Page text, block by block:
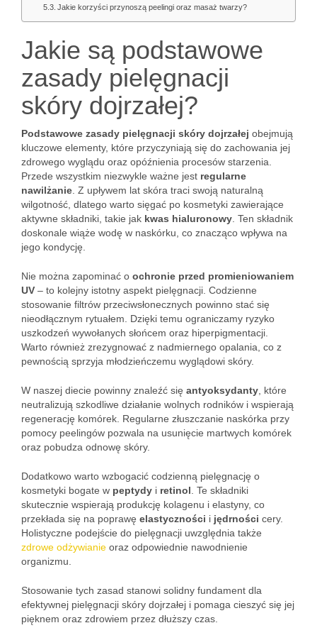
Jakie korzyści przynoszą peelingi oraz masaż twarzy?
Jakie są podstawowe
zasady pielęgnacji
skóry dojrzałej?
Podstawowe zasady pielęgnacji skóry dojrzałej obejmują
kluczowe elementy, które przyczyniają się do zachowania jej
zdrowego wyglądu oraz opóźnienia procesów starzenia.
Przede wszystkim niezwykle ważne jest regularne
nawilżanie . Z upływem lat skóra traci swoją naturalną
wilgotność, dlatego warto sięgać po kosmetyki zawierające
aktywne składniki, takie jak kwas hialuronowy . Ten składnik
doskonale wiąże wodę w naskórku, co znacząco wpływa na
jego kondycję.
Nie można zapominać o ochronie przed promieniowaniem
UV – to kolejny istotny aspekt pielęgnacji. Codzienne
stosowanie filtrów przeciwsłonecznych powinno stać się
nieodłącznym rytuałem. Dzięki temu ograniczamy ryzyko
uszkodzeń wywołanych słońcem oraz hiperpigmentacji.
Warto również zrezygnować z nadmiernego opalania, co z
pewnością sprzyja młodzieńczemu wyglądowi skóry.
W naszej diecie powinny znaleźć się antyoksydanty , które
neutralizują szkodliwe działanie wolnych rodników i wspierają
regenerację komórek. Regularne złuszczanie naskórka przy
pomocy peelingów pozwala na usunięcie martwych komórek
oraz pobudza odnowę skóry.
Dodatkowo warto wzbogacić codzienną pielęgnację o
kosmetyki bogate w peptydy i retinol . Te składniki
skutecznie wspierają produkcję kolagenu i elastyny, co
przekłada się na poprawę elastyczności i jędrności cery.
Holistyczne podejście do pielęgnacji uwzględnia także
zdrowe odżywianie oraz odpowiednie nawodnienie
organizmu.
Stosowanie tych zasad stanowi solidny fundament dla
efektywnej pielęgnacji skóry dojrzałej i pomaga cieszyć się jej
pięknem oraz zdrowiem przez dłuższy czas.